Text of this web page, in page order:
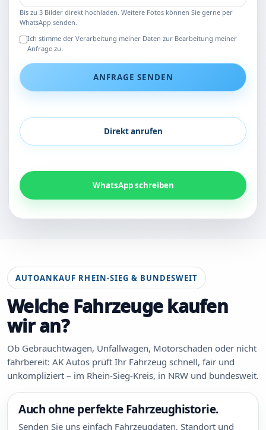
Bis zu 3 Bilder direkt hochladen. Weitere Fotos können Sie gerne per
WhatsApp senden.
Ich stimme der Verarbeitung meiner Daten zur Bearbeitung meiner
Anfrage zu.
ANFRAGE SENDEN
Direkt anrufen
WhatsApp schreiben
AUTOANKAUF RHEIN-SIEG & BUNDESWEIT
Welche Fahrzeuge kaufen
wir an?
Ob Gebrauchtwagen, Unfallwagen, Motorschaden oder nicht
fahrbereit: AK Autos prüft Ihr Fahrzeug schnell, fair und
unkompliziert – im Rhein-Sieg-Kreis, in NRW und bundesweit.
Auch ohne perfekte Fahrzeughistorie.
Senden Sie uns einfach Fahrzeugdaten, Standort und